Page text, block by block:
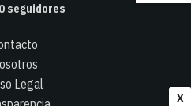
X
seguidores
Legal